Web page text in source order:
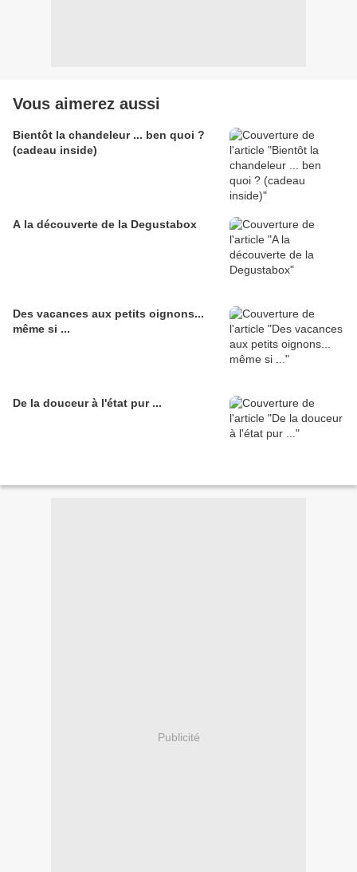
Vous aimerez aussi
Bientôt la chandeleur ... ben quoi ?
(cadeau inside)
A la découverte de la Degustabox
Des vacances aux petits oignons...
même si ...
De la douceur à l'état pur ...
Publicité